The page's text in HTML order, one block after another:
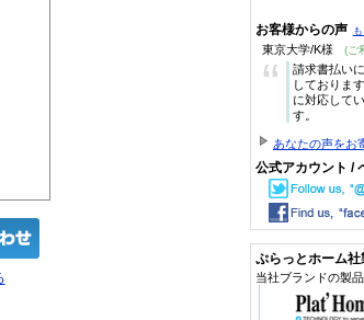
お客様からの声
東京大学/K様 (ご
“
請求書払い
しておりま
に対応して
す。
あなたの声をお
公式アカウント /
ぷらっとホーム社
当社ブランドの製